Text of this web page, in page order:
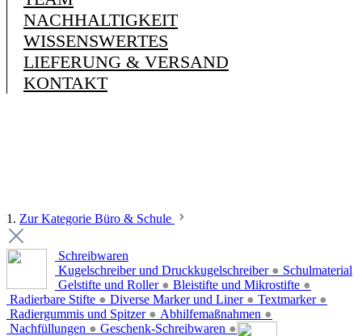
NACHHALTIGKEIT
WISSENSWERTES
LIEFERUNG & VERSAND
KONTAKT
1. Zur Kategorie Büro & Schule
Schreibwaren
Kugelschreiber und Druckkugelschreiber ●
Gelstifte und Roller ● Bleistifte und Mikrostifte ●
Radierbare Stifte ● Diverse Marker und Liner ● Textmarker ●
Radiergummis und Spitzer ● Abhilfemaßnahmen ●
Nachfüllungen ● Geschenk-Schreibwaren ●
Schulmaterial